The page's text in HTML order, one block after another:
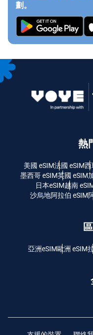
劃。
熱
美國 eSIM法國 eSIM西
墨西哥 eSIM英國 eSIM
日本eSIM越南
沙烏地阿拉伯 eSIM
亞洲eSIM歐洲 eSIM